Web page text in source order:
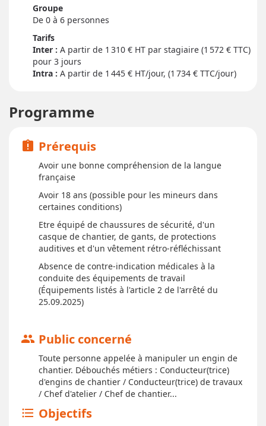
Groupe
De 0 à 6 personnes
Tarifs
Inter :
1 310 € HT par stagiaire (1 572 € TTC)
pour 3 jours
Intra : A partir de 1 445 € HT/jour, (1 734 € TTC/jour)
Programme
assignment_late Prérequis
Avoir une bonne compréhension de la langue
française
Avoir 18 ans (possible pour les mineurs dans
certaines conditions)
Etre équipé de chaussures de sécurité, d'un
casque de chantier, de gants, de protections
auditives et d'un vêtement rétro-réfléchissant
Absence de contre-indication médicales à la
conduite des équipements de travail
(Équipements listés à l'article 2 de l'arrêté du
25.09.2025)
group Public concerné
Toute personne appelée à manipuler un engin de
chantier. Débouchés métiers : Conducteur(trice)
d'engins de chantier / Conducteur(trice) de travaux
/ Chef d'atelier / Chef de chantier...
format_list_bulleted Objectifs